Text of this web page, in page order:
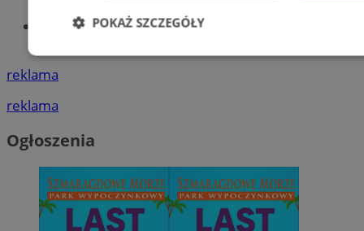
Tworzenie stron www - Wodzisław
reklama
reklama
Ogłoszenia
POKAŻ SZCZEGÓŁY
Niezbędne Wydajność